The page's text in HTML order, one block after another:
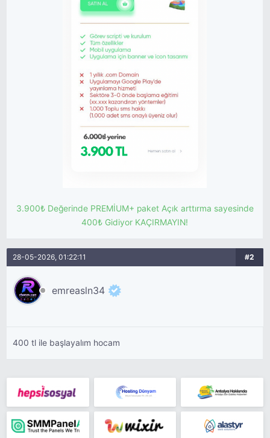
3.900₺ Değerinde PREMİUM+ paket Açık arttırma sayesinde
400₺ Gidiyor KAÇIRMAYIN!
28-05-2026, 01:22:11 #2
emreasln34
400 tl ile başlayalım hocam